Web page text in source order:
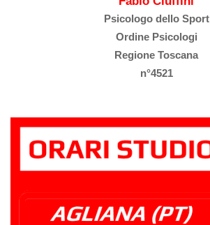
Psicologo dello Sport
Ordine Psicologi
Regione Toscana
n°4521